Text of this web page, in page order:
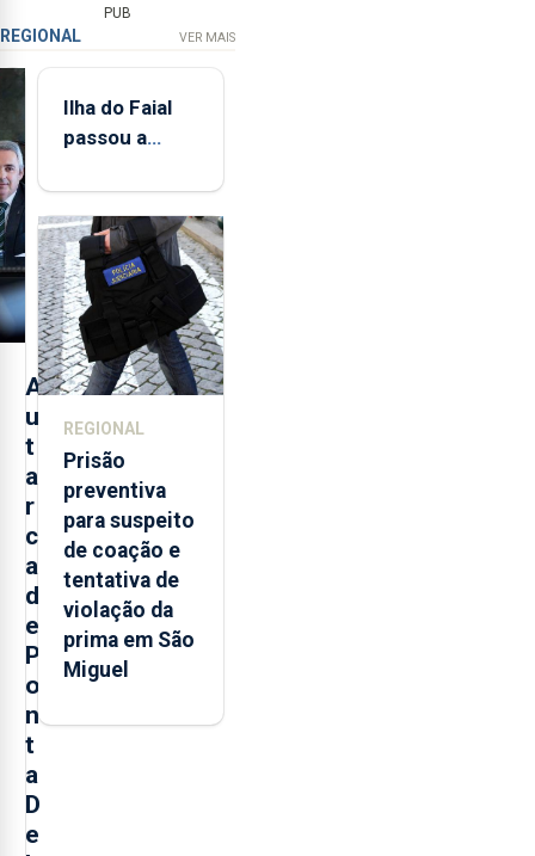
PUB
REGIONAL VER MAIS
A
u
t
a
r
c
a
d
e
P
o
n
t
a
D
e
Ilha do Faial
passou a
de
monitorização
de infrassons
dos Açores
REGIONAL
Prisão
preventiva
para suspeito
de coação e
tentativa de
violação da
prima em São
Miguel